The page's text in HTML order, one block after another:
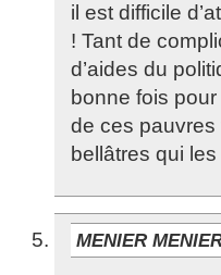
il est difficile
! Tant de
d’aides du
bonne fois
de ces
bellâtres qui
MENIER